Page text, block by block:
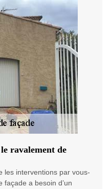
ravalement de
les interventions par vous-
façade a besoin d’un